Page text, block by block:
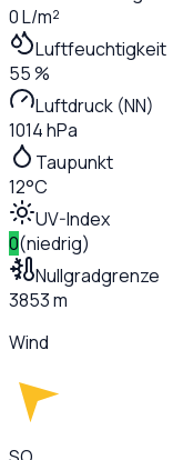
0 L/m²
Luftfeuchtigkeit
55 %
Luftdruck (NN)
1014 hPa
Taupunkt
12°C
UV-Index
0(niedrig)
Nullgradgrenze
3853 m
Wind